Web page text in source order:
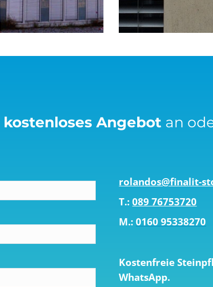
kostenloses Angebot an
rolandos@finalit-
T.:089 76753720
M.:0160 95338270
Kostenfreie
WhatsApp.